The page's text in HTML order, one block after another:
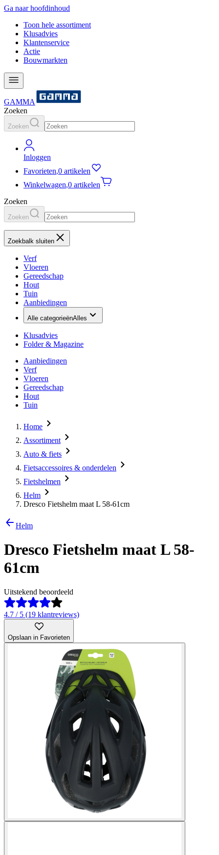
Ga naar hoofdinhoud
Toon hele assortiment
Klusadvies
Klantenservice
Actie
Bouwmarkten
GAMMA
Zoeken
Zoeken
Inloggen
Favorieten,0 artikelen
Winkelwagen,0 artikelen
Zoeken
Zoeken
Zoekbalk sluiten
Verf
Vloeren
Gereedschap
Hout
Tuin
Aanbiedingen
Alle categorieënAlles
Klusadvies
Folder & Magazine
Aanbiedingen
Verf
Vloeren
Gereedschap
Hout
Tuin
Home
Assortiment
Auto & fiets
Fietsaccessoires & onderdelen
Fietshelmen
Helm
Dresco Fietshelm maat L 58-61cm
Helm
Dresco Fietshelm maat L 58-
61cm
Uitstekend beoordeeld
4.7 / 5 (19 klantreviews)
Opslaan in Favorieten